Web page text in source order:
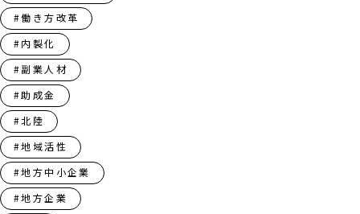
#働き方改革
#内製化
#副業人材
#助成金
#北陸
#地域活性
#地方中小企業
#地方企業